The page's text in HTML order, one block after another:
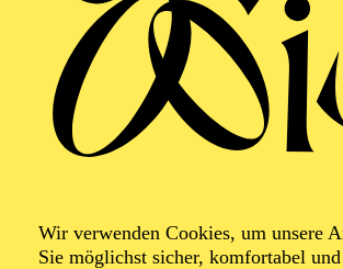
Wir verwenden Cookies, um unsere
Sie möglichst sicher, komfortabel und